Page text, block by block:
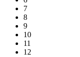
7
8
9
10
11
12